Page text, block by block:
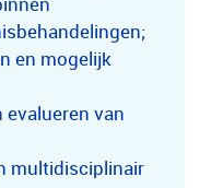
en mogelijk
van
multidisciplinair